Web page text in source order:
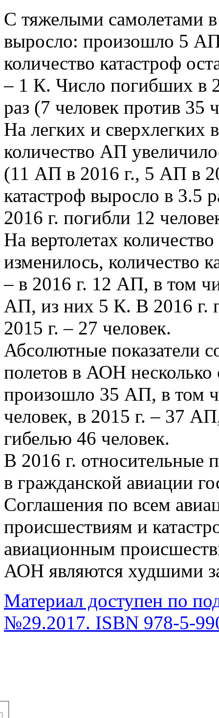
С тяжелыми самолетами
выросло: произошло 5
количество катастроф
– 1 К. Число погибших в
раз (7 человек против 35
На легких и сверхлегких
количество АП
(11 АП в 2016 г., 5 АП в
катастроф выросло в 3.5
2016 г. погибли 12
На вертолетах
изменилось, количество
– в 2016 г. 12 АП, в том
АП, из них 5 К. В 2016 г.
2015 г. – 27 человек.
Абсолютные показатели
полетов в АОН несколько
произошло 35 АП, в том
человек, в 2015 г. – 37
гибелью 46 человек.
В 2016 г. относительные
в гражданской авиации
Соглашения по всем
происшествиям и
авиационным
АОН являются худшими
Материал доступен по
№29.2017. ISBN 978-5-